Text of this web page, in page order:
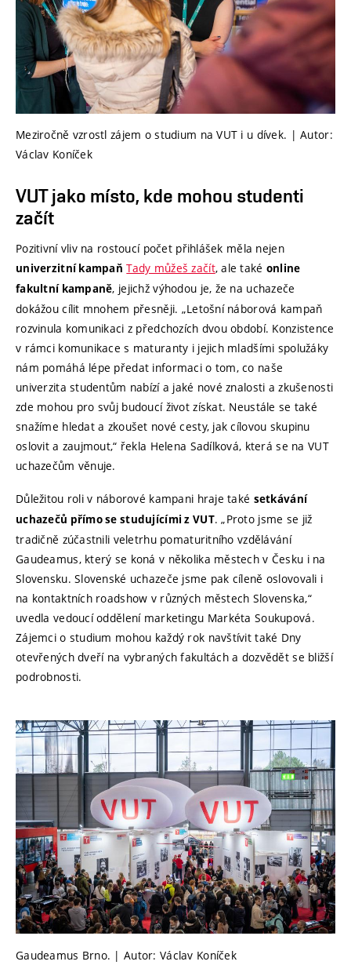
Meziročně vzrostl zájem o studium na VUT i u dívek. | Autor:
Václav Koníček
VUT jako místo, kde mohou studenti
začít
Pozitivní vliv na rostoucí počet přihlášek měla nejen
univerzitní kampaň Tady můžeš začít, ale také online
fakultní kampaně, jejichž výhodou je, že na uchazeče
dokážou cílit mnohem přesněji. „Letošní náborová kampaň
rozvinula komunikaci z předchozích dvou období. Konzistence
v rámci komunikace s maturanty i jejich mladšími spolužáky
nám pomáhá lépe předat informaci o tom, co naše
univerzita studentům nabízí a jaké nové znalosti a zkušenosti
zde mohou pro svůj budoucí život získat. Neustále se také
snažíme hledat a zkoušet nové cesty, jak cílovou skupinu
oslovit a zaujmout,“ řekla Helena Sadílková, která se na VUT
uchazečům věnuje.
Důležitou roli v náborové kampani hraje také setkávání
uchazečů přímo se studujícími z VUT. „Proto jsme se již
tradičně zúčastnili veletrhu pomaturitního vzdělávání
Gaudeamus, který se koná v několika městech v Česku i na
Slovensku. Slovenské uchazeče jsme pak cíleně oslovovali i
na kontaktních roadshow v různých městech Slovenska,“
uvedla vedoucí oddělení marketingu Markéta Soukupová.
Zájemci o studium mohou každý rok navštívit také Dny
otevřených dveří na vybraných fakultách a dozvědět se bližší
podrobnosti.
Gaudeamus Brno. | Autor: Václav Koníček